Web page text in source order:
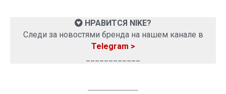
НРАВИТСЯ NIKE?
Следи за новостями бренда на нашем канале в
Telegram >